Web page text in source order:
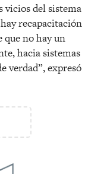
vicios del sistema
recapacitación
que no hay un
hacia sistemas
verdad”, expresó